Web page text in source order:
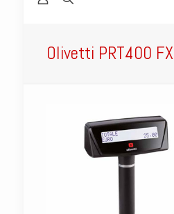
Olivetti PRT400 FX